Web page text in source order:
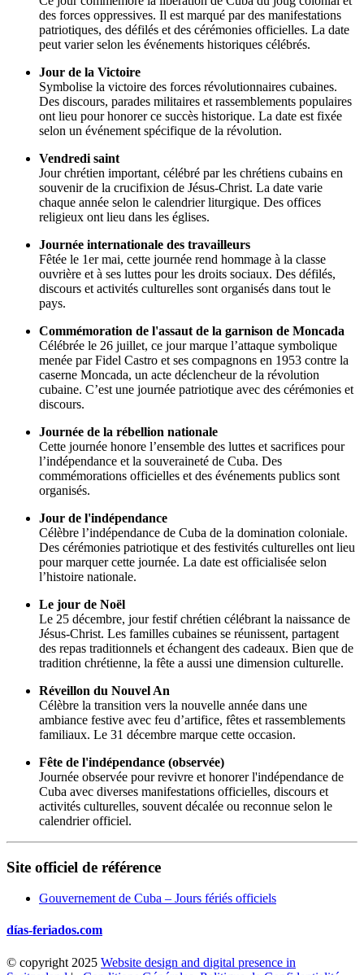
des forces oppressives. Il est marqué par des manifestations
patriotiques, des défilés et des cérémonies officielles. La date
peut varier selon les événements historiques célébrés.
Jour de la Victoire
Symbolise la victoire des forces révolutionnaires cubaines.
Des discours, parades militaires et rassemblements populaires
ont lieu pour honorer ce succès historique. La date est fixée
selon un événement spécifique de la révolution.
Vendredi saint
Jour chrétien important, célébré par les chrétiens cubains en
souvenir de la crucifixion de Jésus-Christ. La date varie
chaque année selon le calendrier liturgique. Des offices
religieux ont lieu dans les églises.
Journée internationale des travailleurs
Fêtée le 1er mai, cette journée rend hommage à la classe
ouvrière et à ses luttes pour les droits sociaux. Des défilés,
discours et activités culturelles sont organisés dans tout le
pays.
Commémoration de l'assaut de la garnison de Moncada
Célébrée le 26 juillet, ce jour marque l’attaque symbolique
menée par Fidel Castro et ses compagnons en 1953 contre la
caserne Moncada, un acte déclencheur de la révolution
cubaine. C’est une journée patriotique avec des cérémonies et
discours.
Journée de la rébellion nationale
Cette journée honore l’ensemble des luttes et sacrifices pour
l’indépendance et la souveraineté de Cuba. Des
commémorations officielles et des événements publics sont
organisés.
Jour de l'indépendance
Célèbre l’indépendance de Cuba de la domination coloniale.
Des cérémonies patriotique et des festivités culturelles ont lieu
pour marquer cette journée. La date est officialisée selon
l’histoire nationale.
Le jour de Noël
Le 25 décembre, jour festif chrétien célébrant la naissance de
Jésus-Christ. Les familles cubaines se réunissent, partagent
des repas traditionnels et échangent des cadeaux. Bien que de
tradition chrétienne, la fête a aussi une dimension culturelle.
Réveillon du Nouvel An
Célèbre la transition vers la nouvelle année dans une
ambiance festive avec feu d’artifice, fêtes et rassemblements
familiaux. Le 31 décembre marque cette occasion.
Fête de l'indépendance (observée)
Journée observée pour revivre et honorer l'indépendance de
Cuba avec diverses manifestations officielles, discours et
activités culturelles, souvent décalée ou reconnue selon le
calendrier officiel.
Site officiel de référence
Gouvernement de Cuba – Jours fériés officiels
días-feriados.com
© copyright 2025 Website design and digital presence in